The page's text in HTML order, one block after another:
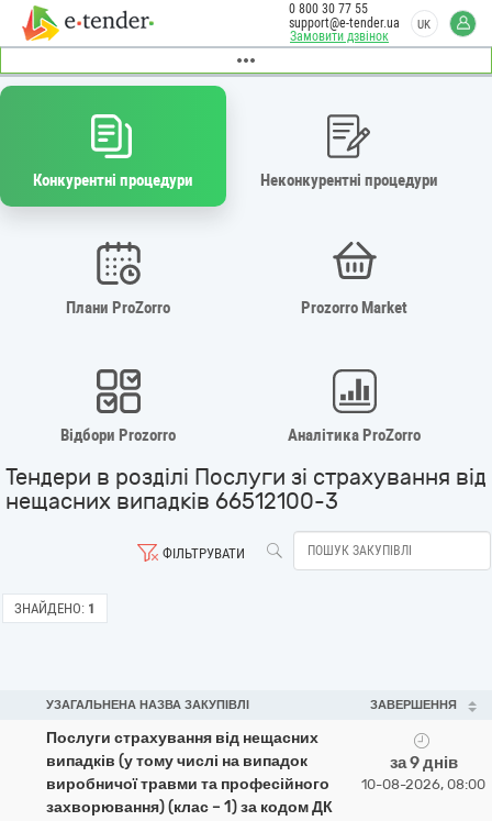
Замовити дзвінок
0 800 30 77 55
support@e-tender.ua
UK
Конкурентні процедури Неконкурентні процедури
Плани ProZorro Prozorro Market
Відбори Prozorro Аналітика ProZorro
Тендери в розділі Послуги зі страхування від
нещасних випадків 66512100-3
ФІЛЬТРУВАТИ
ЗНАЙДЕНО: 1
УЗАГАЛЬНЕНА НАЗВА ЗАКУПІВЛІ ЗАВЕРШЕННЯ
Послуги страхування від нещасних
випадків (у тому числі на випадок
виробничої травми та професійного
захворювання) (клас – 1) за кодом ДК
за 9 днів
10-08-2026, 08:00